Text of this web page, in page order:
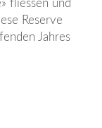
fliessen und
Reserve
Jahres